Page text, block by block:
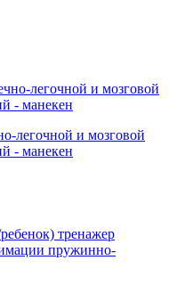
легочной и мозговой
- манекен